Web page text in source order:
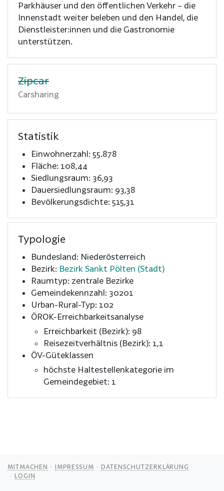
Parkhäuser und den öffentlichen Verkehr – die
Innenstadt weiter beleben und den Handel, die
Dienstleister:innen und die Gastronomie
unterstützen.
Zipcar
Carsharing
Statistik
Einwohnerzahl: 55.878
Fläche: 108,44
Siedlungsraum: 36,93
Dauersiedlungsraum: 93,38
Bevölkerungsdichte: 515,31
Typologie
Bundesland: Niederösterreich
Bezirk: Bezirk Sankt Pölten (Stadt)
Raumtyp: zentrale Bezirke
Gemeindekennzahl: 30201
Urban-Rural-Typ: 102
ÖROK-Erreichbarkeitsanalyse
Erreichbarkeit (Bezirk): 98
Reisezeitverhältnis (Bezirk): 1,1
ÖV-Güteklassen
höchste Haltestellenkategorie im
Gemeindegebiet: 1
MITMACHEN IMPRESSUM
DATENSCHUTZERKLÄRUNG
LOGIN